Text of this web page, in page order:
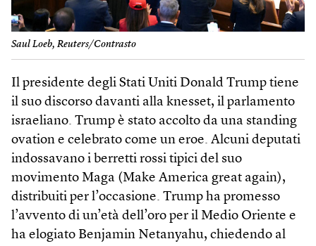
Saul Loeb, Reuters/Contrasto
Il presidente degli Stati Uniti Donald Trump tiene
il suo discorso davanti alla knesset, il parlamento
israeliano. Trump è stato accolto da una standing
ovation e celebrato come un eroe. Alcuni deputati
indossavano i berretti rossi tipici del suo
movimento Maga (Make America great again),
distribuiti per l’occasione. Trump ha promesso
l’avvento di un’età dell’oro per il Medio Oriente e
ha elogiato Benjamin Netanyahu, chiedendo al